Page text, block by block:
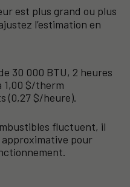
est plus grand ou plus
l’estimation en
30 000 BTU, 2 heures
1,00 $/therm
(0,27 $/heure).
fluctuent, il
approximative pour